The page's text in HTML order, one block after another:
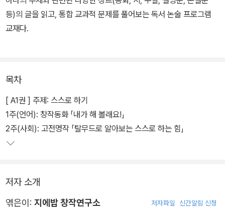
등)의 글을 읽고, 통합 교과적 문제를 풀어보는 독서 논술 프로그램
교재다.
목차
[ A1권 ] 주제: 스스로 하기
1주(언어): 창작동화 「내가 해 볼래요!」
2주(사회): 고전명작 「탈무드로 알아보는 스스로 하는 힘」
저자 소개
엮은이: 지에밥 창작연구소 저자파일 신간알림 신청